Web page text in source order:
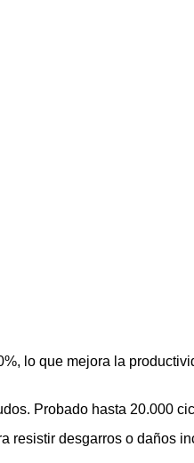
lo que mejora la
Probado hasta 20.000
resistir desgarros o daños